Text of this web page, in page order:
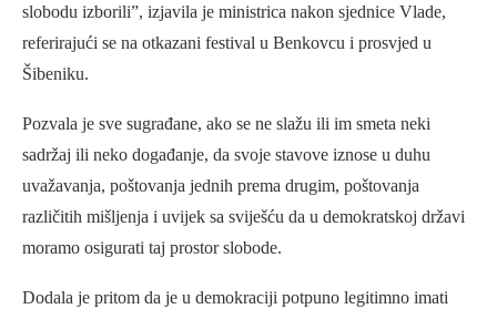
slobodu izborili”, izjavila je ministrica nakon sjednice Vlade,
referirajući se na otkazani festival u Benkovcu i prosvjed u
Šibeniku.
Pozvala je sve sugrađane, ako se ne slažu ili im smeta neki
sadržaj ili neko događanje, da svoje stavove iznose u duhu
uvažavanja, poštovanja jednih prema drugim, poštovanja
različitih mišljenja i uvijek sa sviješću da u demokratskoj državi
moramo osigurati taj prostor slobode.
Dodala je pritom da je u demokraciji potpuno legitimno imati